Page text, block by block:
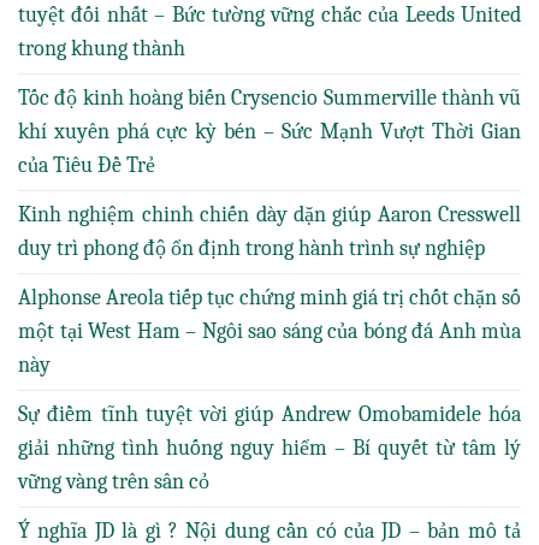
tuyệt đối nhất – Bức tường vững chắc của Leeds United
trong khung thành
Tốc độ kinh hoàng biến Crysencio Summerville thành vũ
khí xuyên phá cực kỳ bén – Sức Mạnh Vượt Thời Gian
của Tiêu Đề Trẻ
Kinh nghiệm chinh chiến dày dặn giúp Aaron Cresswell
duy trì phong độ ổn định trong hành trình sự nghiệp
Alphonse Areola tiếp tục chứng minh giá trị chốt chặn số
một tại West Ham – Ngôi sao sáng của bóng đá Anh mùa
này
Sự điềm tĩnh tuyệt vời giúp Andrew Omobamidele hóa
giải những tình huống nguy hiểm – Bí quyết từ tâm lý
vững vàng trên sân cỏ
Ý nghĩa JD là gì ? Nội dung cần có của JD – bản mô tả